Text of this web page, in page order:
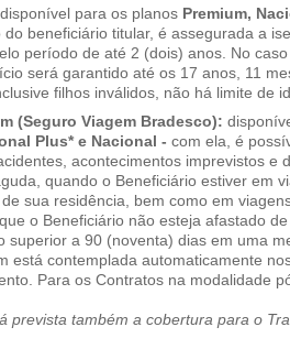
disponível para os planos Premium,
beneficiário titular, é assegurada a
período de até 2 (dois) anos. No
será garantido até os 17 anos, 11
filhos inválidos, não há limite de
(Seguro Viagem Bradesco):
Plus* e Nacional - com ela, é
acontecimentos imprevistos e
quando o Beneficiário estiver em
sua residência, bem como em
o Beneficiário não esteja afastado
superior a 90 (noventa) dias em uma
está contemplada automaticamente
Para os Contratos na modalidade
prevista também a cobertura para o